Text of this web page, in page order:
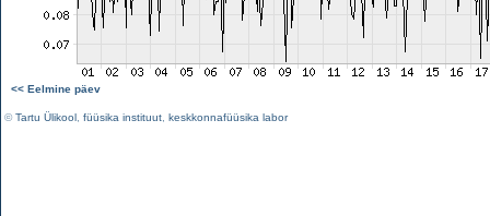
<< Eelmine päev
©Tartu Ülikool füüsika instituut keskkonnafüüsika labor